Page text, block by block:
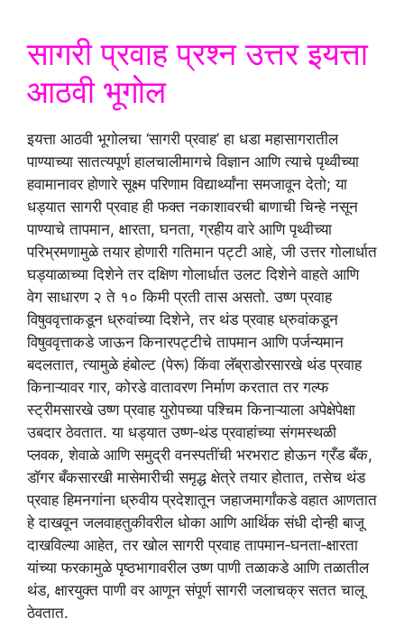
सागरी प्रवाह प्रश्न उत्तर इयत्ता
आठवी भूगोल
इयत्ता आठवी भूगोलचा ‘सागरी प्रवाह’ हा धडा महासागरातील
पाण्याच्या सातत्यपूर्ण हालचालीमागचे विज्ञान आणि त्याचे पृथ्वीच्या
हवामानावर होणारे सूक्ष्म परिणाम विद्यार्थ्यांना समजावून देतो; या
धड्यात सागरी प्रवाह ही फक्त नकाशावरची बाणाची चिन्हे नसून
पाण्याचे तापमान, क्षारता, घनता, ग्रहीय वारे आणि पृथ्वीच्या
परिभ्रमणामुळे तयार होणारी गतिमान पट्टी आहे, जी उत्तर गोलार्धात
घड्याळाच्या दिशेने तर दक्षिण गोलार्धात उलट दिशेने वाहते आणि
वेग साधारण २ ते १० किमी प्रती तास असतो. उष्ण प्रवाह
विषुववृत्ताकडून ध्रुवांच्या दिशेने, तर थंड प्रवाह ध्रुवांकडून
विषुववृत्ताकडे जाऊन किनारपट्टीचे तापमान आणि पर्जन्यमान
बदलतात, त्यामुळे हंबोल्ट (पेरू) किंवा लॅब्राडोरसारखे थंड प्रवाह
किनाऱ्यावर गार, कोरडे वातावरण निर्माण करतात तर गल्फ
स्ट्रीमसारखे उष्ण प्रवाह युरोपच्या पश्चिम किनाऱ्याला अपेक्षेपेक्षा
उबदार ठेवतात. या धड्यात उष्ण‑थंड प्रवाहांच्या संगमस्थळी
प्लवक, शेवाळे आणि समुद्री वनस्पतींची भरभराट होऊन ग्रँड बँक,
डॉगर बँकसारखी मासेमारीची समृद्ध क्षेत्रे तयार होतात, तसेच थंड
प्रवाह हिमनगांना ध्रुवीय प्रदेशातून जहाजमार्गांकडे वहात आणतात
हे दाखवून जलवाहतुकीवरील धोका आणि आर्थिक संधी दोन्ही बाजू
दाखविल्या आहेत, तर खोल सागरी प्रवाह तापमान‑घनता‑क्षारता
यांच्या फरकामुळे पृष्ठभागावरील उष्ण पाणी तळाकडे आणि तळातील
थंड, क्षारयुक्त पाणी वर आणून संपूर्ण सागरी जलाचक्र सतत चालू
ठेवतात.